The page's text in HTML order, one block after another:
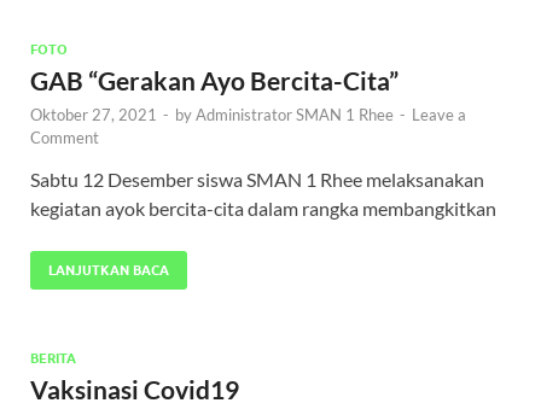
FOTO
GAB “Gerakan Ayo Bercita-Cita”
Oktober 27, 2021 - byAdministrator SMAN 1 Rhee - Leave a
Comment
Sabtu 12 Desember siswa SMAN 1 Rhee melaksanakan
kegiatan ayok bercita-cita dalam rangka membangkitkan
LANJUTKAN BACA
BERITA
Vaksinasi Covid19